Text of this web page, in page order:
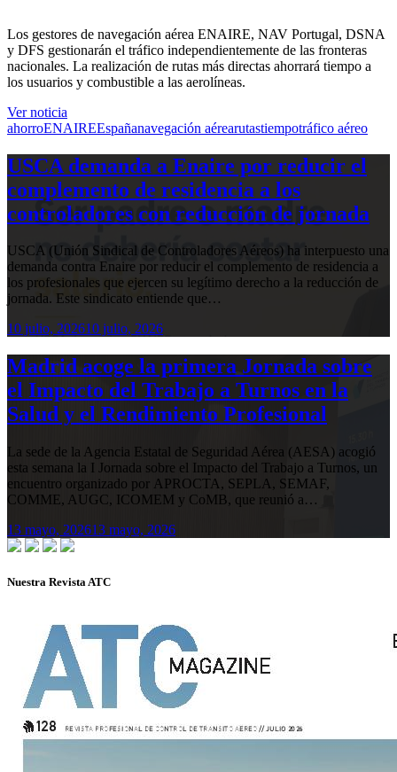
Los gestores de navegación aérea ENAIRE, NAV Portugal, DSNA
y DFS gestionarán el tráfico independientemente de las fronteras
nacionales. La realización de rutas más directas ahorrará tiempo a
los usuarios y combustible a las aerolíneas.
Ver noticia
ahorroENAIREEspañanavegación aérearutastiempotráfico aéreo
USCA demanda a Enaire por reducir el
complemento de residencia a los
controladores con reducción de jornada
USCA (Unión Sindical de Controladores Aéreos) ha interpuesto una
demanda contra Enaire por reducir el complemento de residencia a
los profesionales que ejercen su legítimo derecho a la reducción de
jornada. Este sindicato entiende que…
10 julio, 202610 julio, 2026
Madrid acoge la primera Jornada sobre
el Impacto del Trabajo a Turnos en la
Salud y el Rendimiento Profesional
La sede de la Agencia Estatal de Seguridad Aérea (AESA) acogió
esta semana la I Jornada sobre el Impacto del Trabajo a Turnos, un
encuentro organizado por APROCTA, SEPLA, SEMAF,
COMME, AUGC, ICOMEM y CoMB, que reunió a…
13 mayo, 202613 mayo, 2026
Nuestra Revista ATC